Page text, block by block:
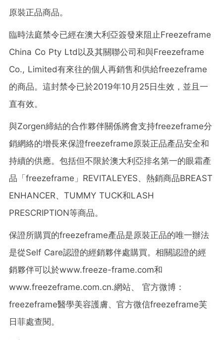
原裝正品商品。
臨時法庭禁令已經在澳大利亞簽發來阻止Freezeframe
China Co Pty Ltd以及其關聯公司和與Freezeframe
Co., Limited有來往的個人再銷售和供給freezeframe
的商品。這封禁令已於2019年10月25日生效，並且一
直有效。
與Zorgen締結的合作夥伴關係將會支持freezeframe分
銷網絡的增長來保證freezeframe原裝正品產品安全和
持續的供應。包括但不限於澳大利亞排名第一的眼霜產
品「freezeframe」REVITALEYES、熱銷商品BREAST
ENHANCER、TUMMY TUCK和LASH
PRESCRIPTION等商品。
保證所購買的freezeframe產品是原裝正品的唯一辦法
是從Self Care認證的經銷夥伴處購買。相關認證的經
銷夥伴可以於www.freeze-frame.com和
www.freezeframe.com.cn.網站、 官方微博：
freezeframe醫學美容護膚、官方微信freezeframe芙
日菲處查閱。